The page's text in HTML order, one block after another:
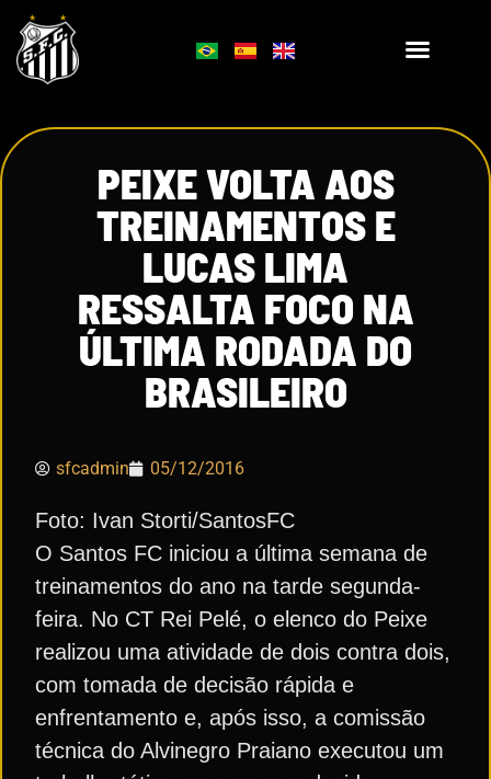
PEIXE VOLTA AOS
TREINAMENTOS E
LUCAS LIMA
RESSALTA FOCO NA
ÚLTIMA RODADA DO
BRASILEIRO
sfcadmin 05/12/2016
Foto: Ivan Storti/SantosFC
O Santos FC iniciou a última semana de
treinamentos do ano na tarde segunda-
feira. No CT Rei Pelé, o elenco do Peixe
realizou uma atividade de dois contra dois,
com tomada de decisão rápida e
enfrentamento e, após isso, a comissão
técnica do Alvinegro Praiano executou um